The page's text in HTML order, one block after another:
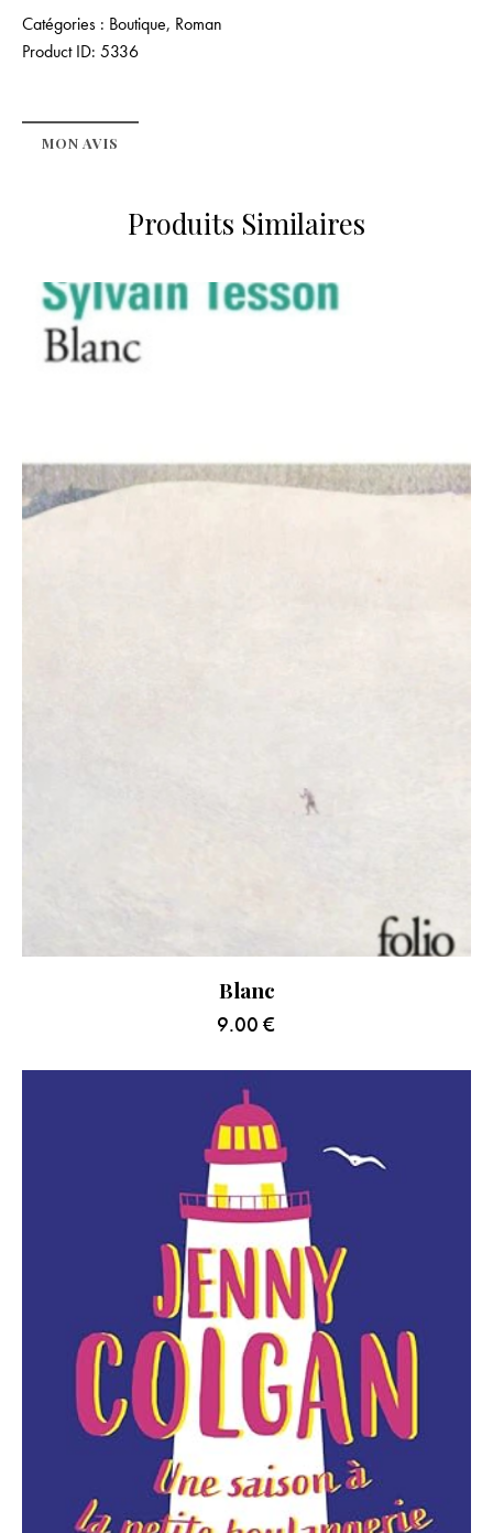
Catégories : Boutique, Roman
Product ID: 5336
MON AVIS
Produits Similaires
Blanc
9.00 €